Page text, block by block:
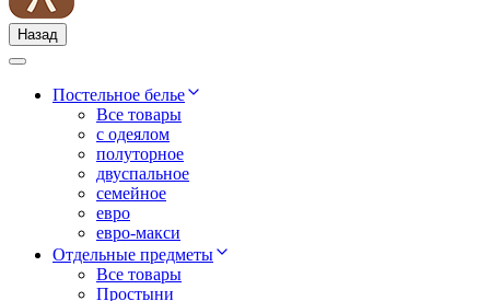
Назад
Постельное белье
Все товары
с одеялом
полуторное
двуспальное
семейное
евро
евро-макси
Отдельные предметы
Все товары
Простыни